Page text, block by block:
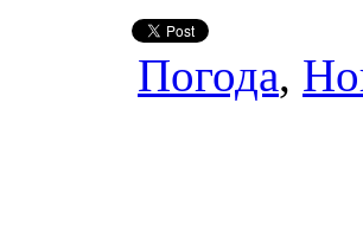
Погода,